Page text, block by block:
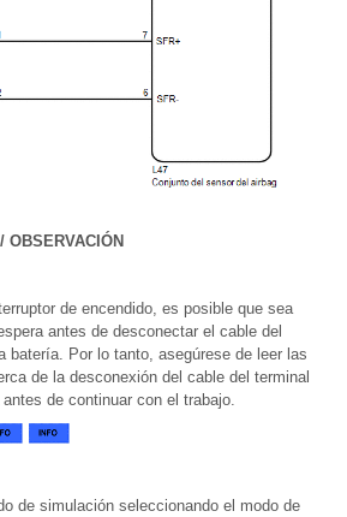
OBSERVACIÓN
de encendido, es posible que sea
antes de desconectar el cable del
batería. Por lo tanto, asegúrese de leer las
de la desconexión del cable del terminal
de continuar con el trabajo.
de simulación seleccionando el modo de